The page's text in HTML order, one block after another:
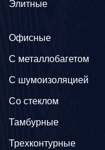
Элитные
Офисные
C металлобагетом
С шумоизоляцией
Со стеклом
Тамбурные
Трехконтурные